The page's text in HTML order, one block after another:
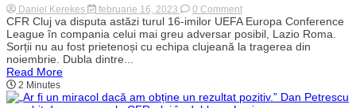
Daniel Kerekes februarie 16, 2023 0 Commenton
CFR
Cluj,
în
fața
„Olimpico”!
CFR Cluj va disputa astăzi turul 16-imilor UEFA Europa Conference
League în compania celui mai greu adversar posibil, Lazio Roma.
Sorții nu au fost prietenoși cu echipa clujeană la tragerea din
noiembrie. Dubla dintre...
Read More
2 Minutes